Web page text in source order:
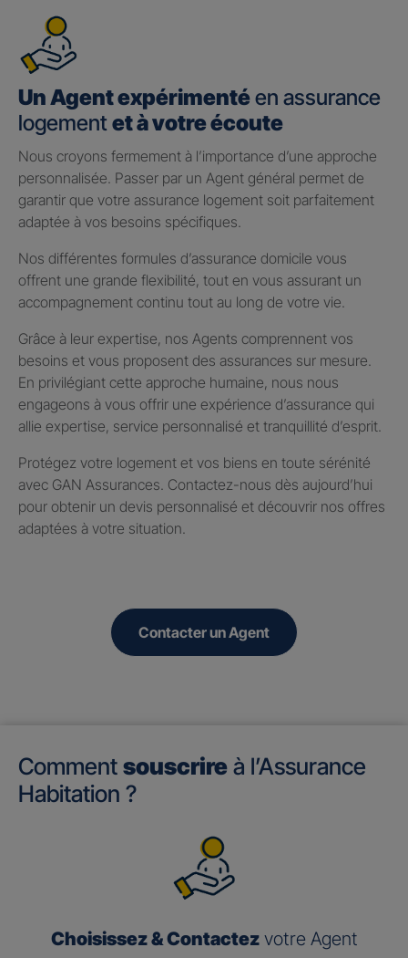
Un Agent expérimentéen assurance
logement et à votre écoute
Nous croyons fermement à l’importance d’une approche
personnalisée. Passer par un Agent général permet de
garantir que votre assurance logement soit parfaitement
adaptée à vos besoins spécifiques.
Nos différentes formules d’assurance domicile vous
offrent une grande flexibilité, tout en vous assurant un
accompagnement continu tout au long de votre vie.
Grâce à leur expertise, nos Agents comprennent vos
besoins et vous proposent des assurances sur mesure.
En privilégiant cette approche humaine, nous nous
engageons à vous offrir une expérience d’assurance qui
allie expertise, service personnalisé et tranquillité d’esprit.
Protégez votre logement et vos biens en toute sérénité
avec GAN Assurances. Contactez-nous dès aujourd’hui
pour obtenir un devis personnalisé et découvrir nos offres
adaptées à votre situation.
Contacter un Agent
Comment souscrire à l’Assurance
Habitation ?
Choisissez & Contactezvotre Agent